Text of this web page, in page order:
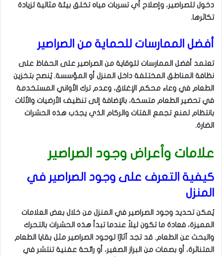
دخول للصراصير، وإصلاح أي تسربات مياه تخلق بيئة مثالية لزيادة
تكاثرها.
أفضل الممارسات للحماية من الصراصير
تعتمد أفضل الممارسات للوقاية من الصراصير على الحفاظ على
نظافة المناطق المختلفة داخل المنزل أو المؤسسة. يُنصح بتخزين
الطعام في وعاء محكم الإغلاق، وعدم ترك الأواني المستخدمة
في تحضير الطعام متسخة، بالإضافة إلى تنظيف الأرضيات والأثاث
بانتظام لمنع تجمع الفتات والركام الذي يجذب هذه الحشرات
الضارة.
علامات وأعراض وجود الصراصير
كيفية التعرف على وجود الصراصير في
المنزل
يُمكن تحديد وجود الصراصير في المنزل من خلال بعض العلامات
المميزة، فعادة ما تكون ليلاً عندما تبدأ هذه الحشرات بالتحرك
والبحث عن الطعام. قد تجد آثارًا لوجود الصراصير مثل بقايا الطعام
المتناثرة، أو بصمات من البراز الصغير، أو رائحة عفنية تنتشر في